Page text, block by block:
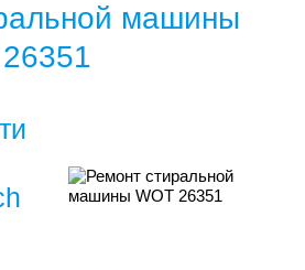
машины